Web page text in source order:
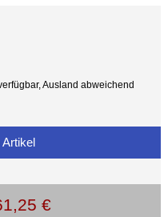
Ausland abweichend
€